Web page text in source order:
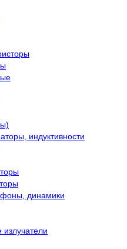
индуктивности
динамики
излучатели